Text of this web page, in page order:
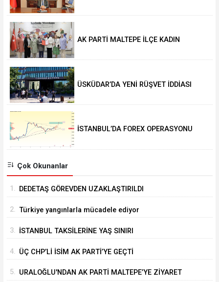
AK PARTİ MALTEPE İLÇE KADIN
ÜSKÜDAR’DA YENİ RÜŞVET İDDİASI
İSTANBUL’DA FOREX OPERASYONU
Çok Okunanlar
1. DEDETAŞ GÖREVDEN UZAKLAŞTIRILDI
2. Türkiye yangınlarla mücadele ediyor
3. İSTANBUL TAKSİLERİNE YAŞ SINIRI
4. ÜÇ CHP’Lİ İSİM AK PARTİ’YE GEÇTİ
5. URALOĞLU'NDAN AK PARTİ MALTEPE’YE ZİYARET